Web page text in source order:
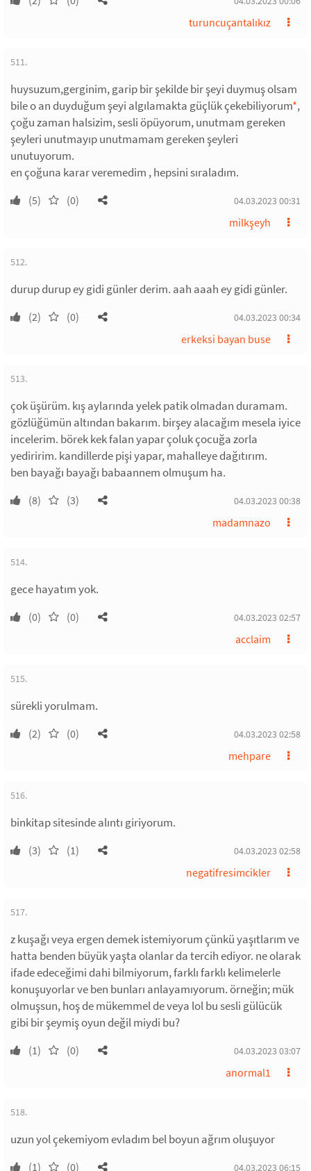
turuncuçantalıkız
511.
huysuzum,gerginim, garip bir şekilde bir şeyi duymuş olsam
bile o an duyduğum şeyi algılamakta güçlük çekebiliyorum*,
çoğu zaman halsizim, sesli öpüyorum, unutmam gereken
şeyleri unutmayıp unutmamam gereken şeyleri
unutuyorum.
en çoğuna karar veremedim , hepsini sıraladım.
(5) (0) 04.03.2023 00:31
milkşeyh
512.
durup durup ey gidi günler derim. aah aaah ey gidi günler.
(2) (0) 04.03.2023 00:34
erkeksi bayan buse
513.
çok üşürüm. kış aylarında yelek patik olmadan duramam.
gözlüğümün altından bakarım. birşey alacağım mesela iyice
incelerim. börek kek falan yapar çoluk çocuğa zorla
yediririm. kandillerde pişi yapar, mahalleye dağıtırım.
ben bayağı bayağı babaannem olmuşum ha.
(8) (3) 04.03.2023 00:38
madamnazo
514.
gece hayatım yok.
(0) (0) 04.03.2023 02:57
acclaim
515.
sürekli yorulmam.
(2) (0) 04.03.2023 02:58
mehpare
516.
binkitap sitesinde alıntı giriyorum.
(3) (1) 04.03.2023 02:58
negatifresimcikler
517.
z kuşağı veya ergen demek istemiyorum çünkü yaşıtlarım ve
hatta benden büyük yaşta olanlar da tercih ediyor. ne olarak
ifade edeceğimi dahi bilmiyorum, farklı farklı kelimelerle
konuşuyorlar ve ben bunları anlayamıyorum. örneğin; mük
olmuşsun, hoş de mükemmel de veya lol bu sesli gülücük
gibi bir şeymiş oyun değil miydi bu?
(1) (0) 04.03.2023 03:07
anormal1
518.
uzun yol çekemiyom evladım bel boyun ağrım oluşuyor
(1) (0) 04.03.2023 06:15